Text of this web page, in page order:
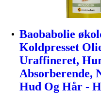
Baobabolie
Koldpresset
Uraffineret,
Absorberende,
Hud Og Hår -